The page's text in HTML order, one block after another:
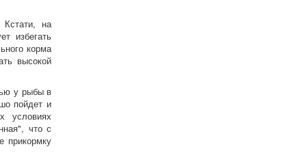
на
избегать
корма
высокой
у рыбы в
пойдет и
условиях
что с
прикормку